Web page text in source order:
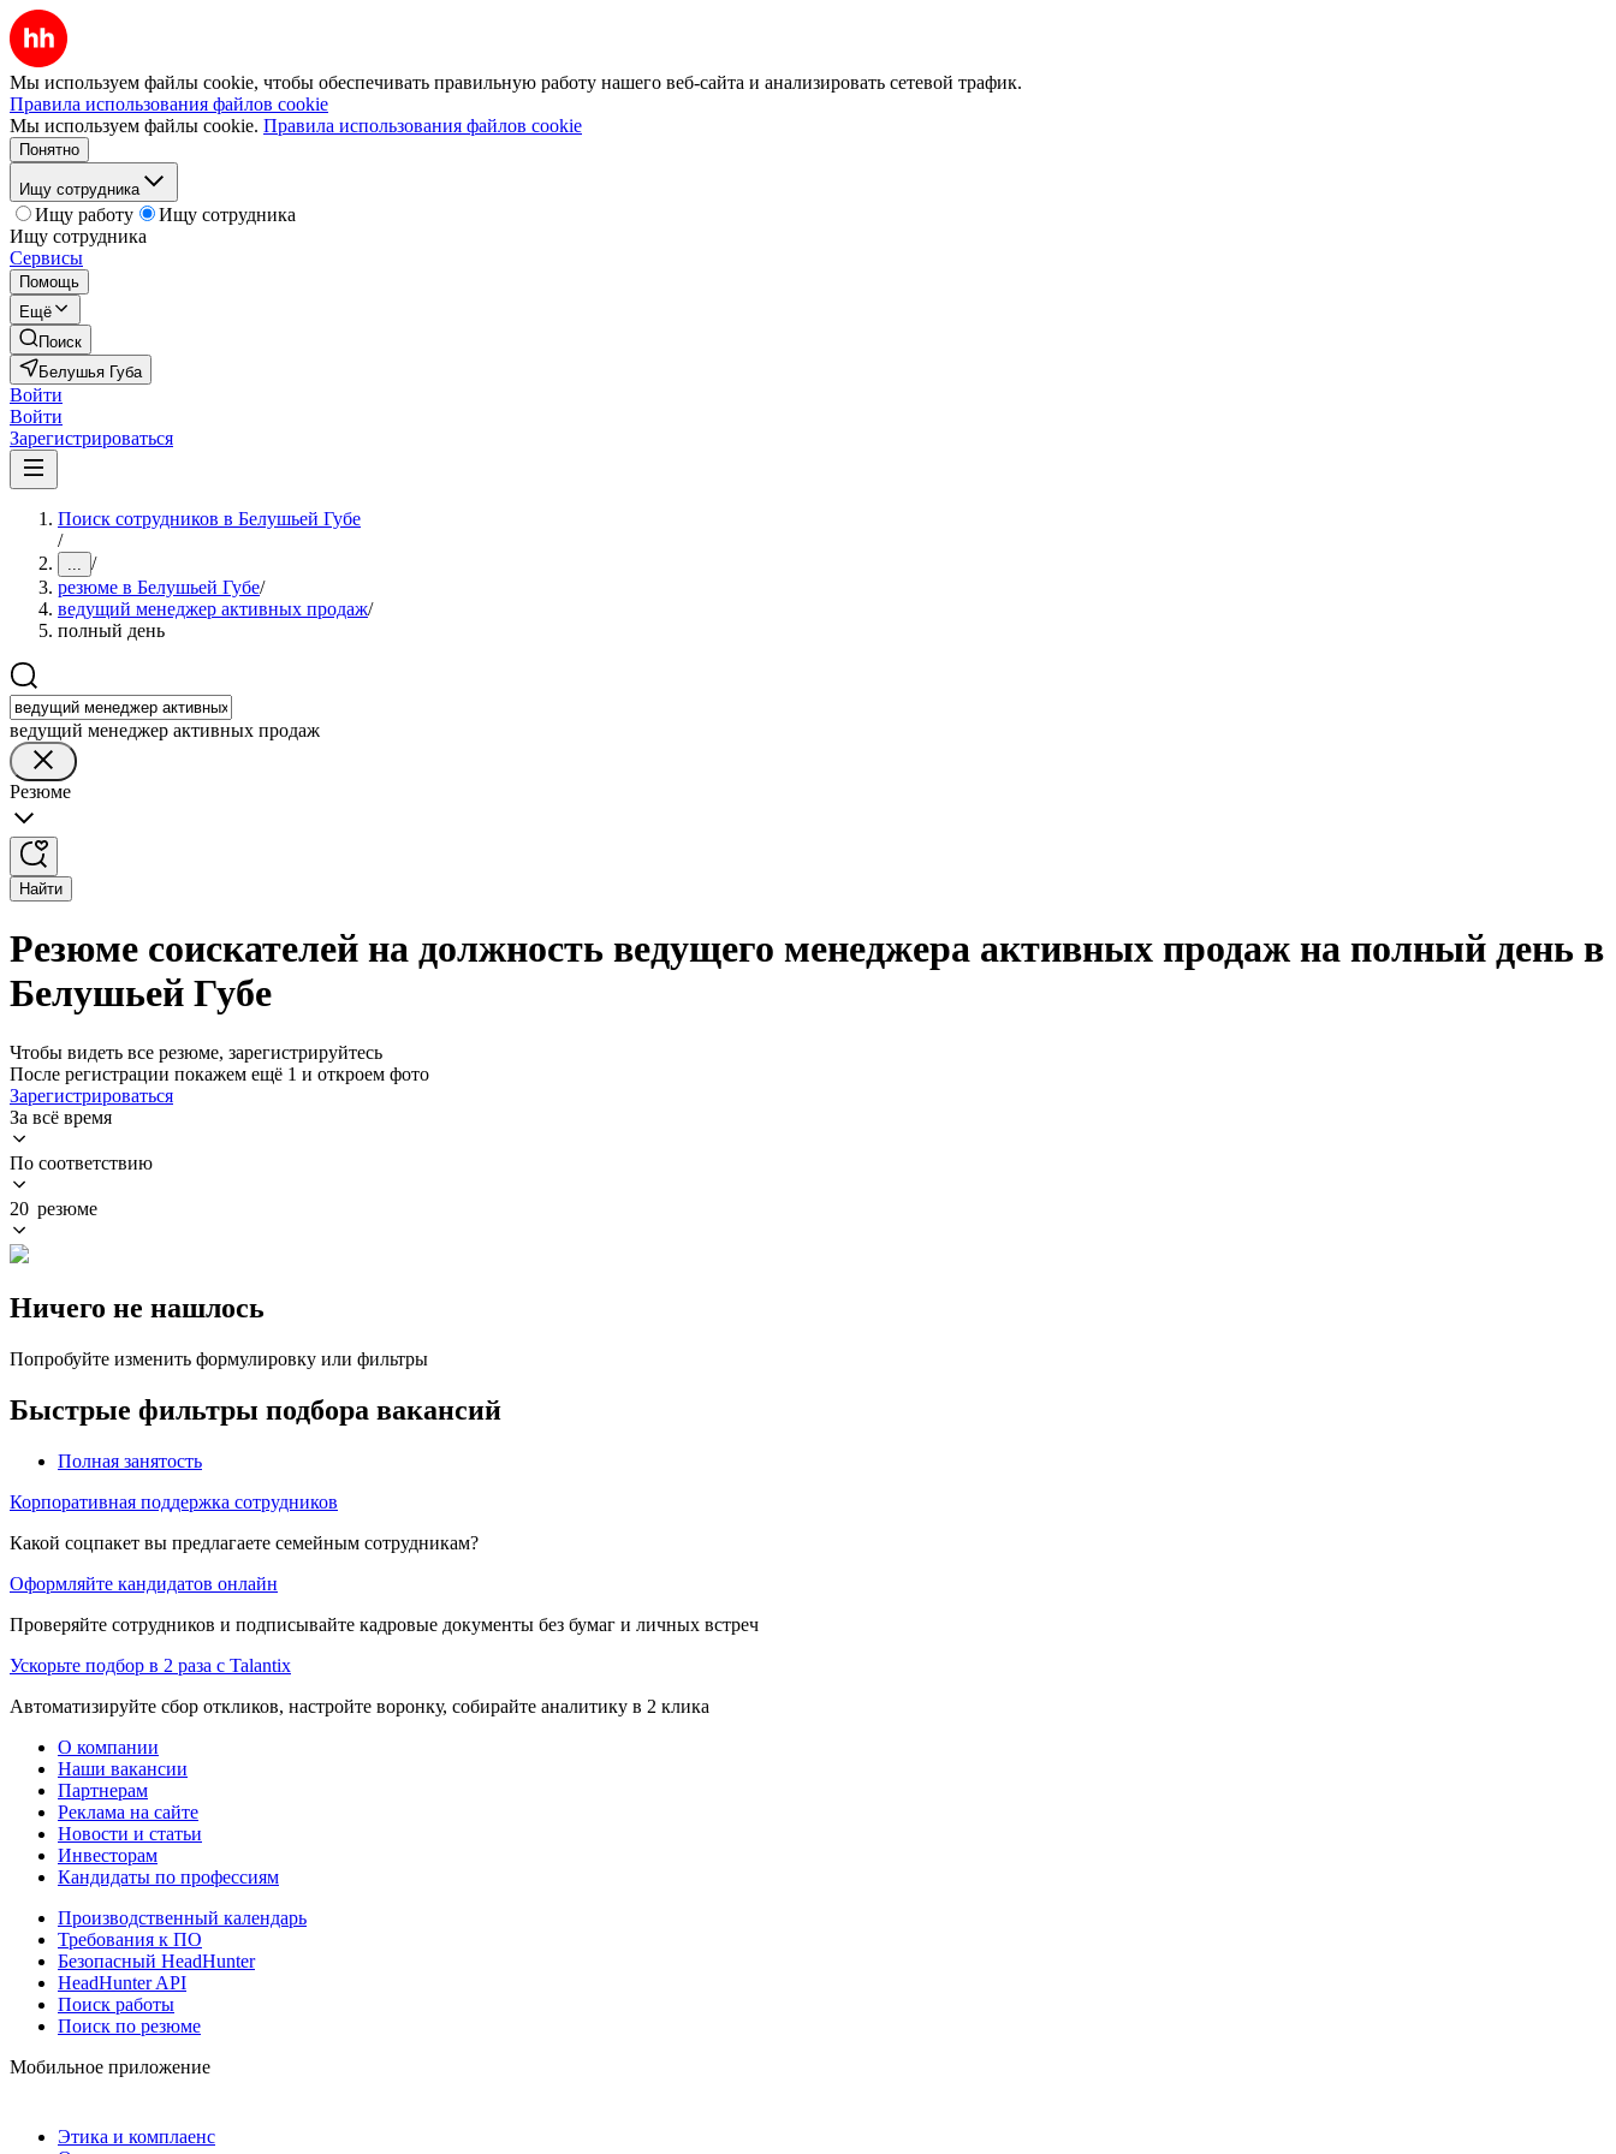
Мы используем файлы cookie, чтобы обеспечивать правильную работу нашего веб-сайта и анализировать сетевой трафик.
Правила использования файлов cookie
Мы используем файлы cookie. Правила использования файлов cookie
Понятно
Ищу сотрудника
Ищу работу
Ищу сотрудника
Ищу сотрудника
Сервисы
Помощь
Ещё
Поиск
Белушья Губа
Войти
Войти
Зарегистрироваться
Поиск сотрудников в Белушьей Губе
/
... /
резюме в Белушьей Губе/
ведущий менеджер активных продаж/
полный день
ведущий менеджер активных продаж
Резюме
Найти
Резюме соискателей на должность ведущего менеджера активных продаж на полный день в
Белушьей Губе
Чтобы видеть все резюме, зарегистрируйтесь
После регистрации покажем ещё 1 и откроем фото
Зарегистрироваться
За всё время
По соответствию
20 резюме
Ничего не нашлось
Попробуйте изменить формулировку или фильтры
Быстрые фильтры подбора вакансий
Полная занятость
Корпоративная поддержка сотрудников
Какой соцпакет вы предлагаете семейным сотрудникам?
Оформляйте кандидатов онлайн
Проверяйте сотрудников и подписывайте кадровые документы без бумаг и личных встреч
Ускорьте подбор в 2 раза с Talantix
Автоматизируйте сбор откликов, настройте воронку, собирайте аналитику в 2 клика
О компании
Наши вакансии
Партнерам
Реклама на сайте
Новости и статьи
Инвесторам
Кандидаты по профессиям
Производственный календарь
Требования к ПО
Безопасный HeadHunter
HeadHunter API
Поиск работы
Поиск по резюме
Мобильное приложение
Этика и комплаенс